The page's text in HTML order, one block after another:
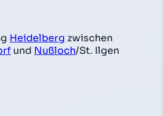
Heidelberg zwischen
und Nußloch/St. Ilgen